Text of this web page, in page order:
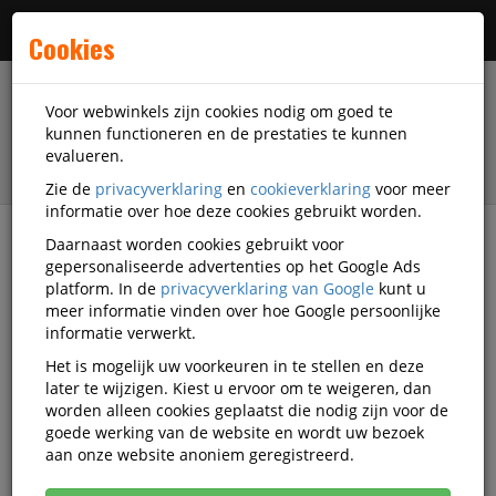
filter
Presentatiemiddelen
Displays
Winkel displays
Winkel displays
Populariteit
Cookies
Voor webwinkels zijn cookies nodig om goed te
kunnen functioneren en de prestaties te kunnen
evalueren.
Zie de privacyverklaring en cookieverklaring voor meer
informatie over hoe deze cookies gebruikt worden.
Daarnaast worden cookies gebruikt voor
gepersonaliseerde advertenties op het Google Ads
platform. In de privacyverklaring van Google kunt u
meer informatie vinden over hoe Google persoonlijke
informatie verwerkt.
Het is mogelijk uw voorkeuren in te stellen en deze
later te wijzigen. Kiest u ervoor om te weigeren, dan
worden alleen cookies geplaatst die nodig zijn voor de
goede werking van de website en wordt uw bezoek
aan onze website anoniem geregistreerd.